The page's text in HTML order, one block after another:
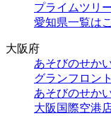
プライムツリ
愛知県一覧は
大阪府
あそびのせか
グランフロン
あそびのせか
大阪国際空港